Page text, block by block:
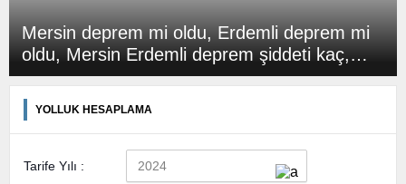
Mersin deprem mi oldu, Erdemli deprem mi
oldu, Mersin Erdemli deprem şiddeti kaç,
deprem merkezi neresi?
YOLLUK HESAPLAMA
Tarife Yılı :